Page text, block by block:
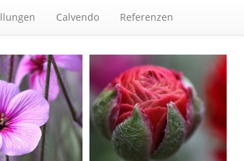
Calvendo Referenzen